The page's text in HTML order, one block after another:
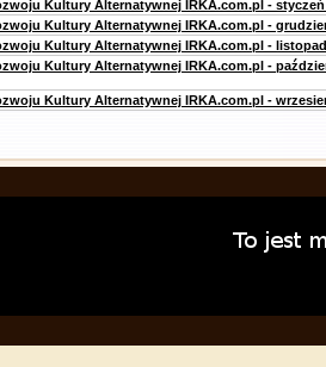
Kultury Alternatywnej IRKA.com.pl - styczeń
Kultury Alternatywnej IRKA.com.pl -
Kultury Alternatywnej IRKA.com.pl - listopad
Kultury Alternatywnej IRKA.com.pl -
Kultury Alternatywnej IRKA.com.pl -